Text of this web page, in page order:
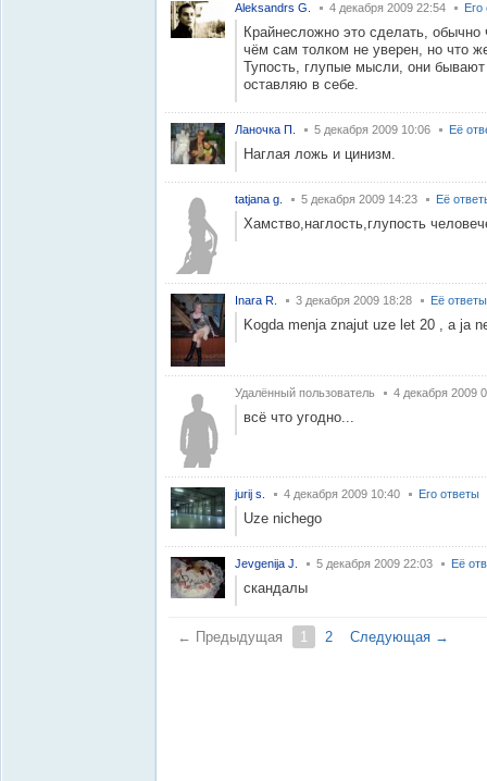
Aleksandrs G. 4 декабря 2009 22:54 Его
Крайнесложно это сделать, обычно
чём сам толком не уверен, но что
Тупость, глупые мысли, они
оставляю в себе.
Ланочка П. 5 декабря 2009 10:06 Её
Наглая ложь и цинизм.
tatjana g. 5 декабря 2009 14:23 Её
Хамство,наглость,глупость
Inara R. 3 декабря 2009 18:28 Её ответы
Kogda menja znajut uze let 20 , a ja
Удалённый пользователь 4 декабря 2009
всё что угодно...
jurij s. 4 декабря 2009 10:40 Его ответы
Uze nichego
Jevgenija J. 5 декабря 2009 22:03 Её
скандалы
← Предыдущая 1 2 Следующая →